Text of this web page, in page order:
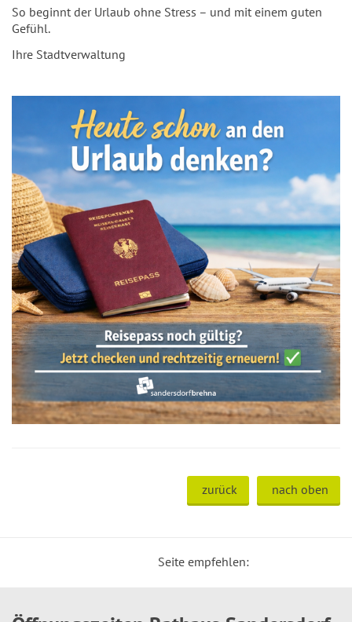
So beginnt der Urlaub ohne Stress – und mit einem guten
Gefühl.
Ihre Stadtverwaltung
zurück nach oben
Seite empfehlen: